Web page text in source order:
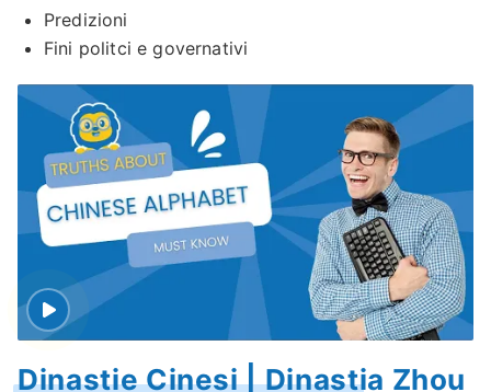
Predizioni
Fini politci e governativi
Dinastie Cinesi | Dinastia Zhou